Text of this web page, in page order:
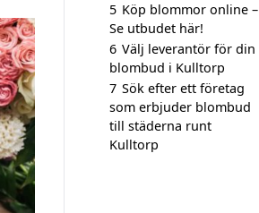
5 Köp blommor online –
Se utbudet här!
6 Välj leverantör för din
blombud i Kulltorp
7 Sök efter ett företag
som erbjuder blombud
till städerna runt
Kulltorp